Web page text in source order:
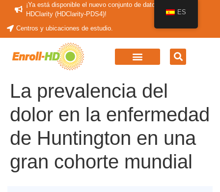
¡Ya está disponible el nuevo conjunto de datos periódicos
HDClarity (HDClarity-PDS4)!
Centros y ubicaciones de estudio.
La prevalencia del
dolor en la enfermedad
de Huntington en una
gran cohorte mundial
ES